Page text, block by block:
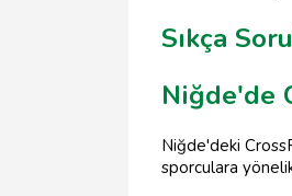
Sıkça
Niğde'de
Niğde'deki
sporculara